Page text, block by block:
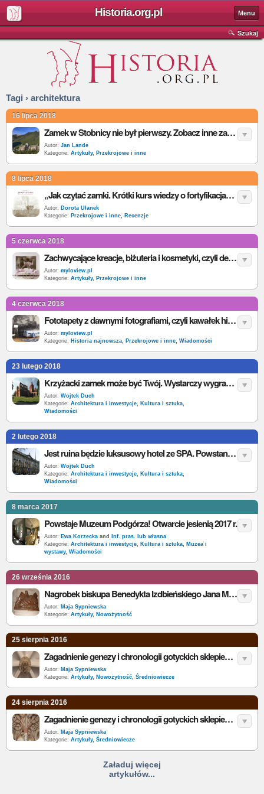
Historia.org.pl Menu
Szukaj
Tagi › architektura
16 lipca 2018
Zamek w Stobnicy nie był pierwszy. Zobacz inne zamki, które wyglądają na dużo starsze niż są
Autor: Jan Lande
Kategorie: Artykuły, Przekrojowe i inne
8 lipca 2018
„Jak czytać zamki. Krótki kurs wiedzy o fortyfikacjach” – M. Hislop – recenzja
Autor: Dorota Ułanek
Kategorie: Przekrojowe i inne, Recenzje
5 czerwca 2018
Zachwycające kreacje, biżuteria i kosmetyki, czyli dekoracyjne naklejki ścienne dla miłośniczek historii
Autor: myloview.pl
Kategorie: Artykuły, Przekrojowe i inne
4 czerwca 2018
Fototapety z dawnymi fotografiami, czyli kawałek historii na Twojej ścianie
Autor: myloview.pl
Kategorie: Historia najnowsza, Przekrojowe i inne, Wiadomości
23 lutego 2018
Krzyżacki zamek może być Twój. Wystarczy wygrać komorniczą licytację
Autor: Wojtek Duch
Kategorie: Architektura i inwestycje, Kultura i sztuka,
Wiadomości
2 lutego 2018
Jest ruina będzie luksusowy hotel ze SPA. Powstanie tuż pod Wawelem [Kraków]
Autor: Wojtek Duch
Kategorie: Architektura i inwestycje, Kultura i sztuka,
Wiadomości
8 marca 2017
Powstaje Muzeum Podgórza! Otwarcie jesienią 2017 r.
Autor: Ewa Korzecka and
Inf. pras. lub własna
Kategorie: Architektura i inwestycje, Kultura i sztuka, Muzea i
wystawy, Wiadomości
26 września 2016
Nagrobek biskupa Benedykta Izdbieńskiego Jana Michałowicza z Urzędowa - historia i geneza form
Autor: Maja Sypniewska
Kategorie: Artykuły, Nowożytność
25 sierpnia 2016
Zagadnienie genezy i chronologii gotyckich sklepień kościoła pw. Andrzeja Apostoła w Gosławicach, cz. 2.
Autor: Maja Sypniewska
Kategorie: Artykuły, Nowożytność, Średniowiecze
24 sierpnia 2016
Zagadnienie genezy i chronologii gotyckich sklepień kościoła pw. Andrzeja Apostoła w Gosławicach cz. 1.
Autor: Maja Sypniewska
Kategorie: Artykuły, Średniowiecze
Załaduj więcej
artykułów...